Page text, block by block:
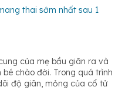
thai sớm nhất sau 1
của mẹ bầu giãn ra và
chào đời. Trong quá trình
độ giãn, mỏng của cổ tử